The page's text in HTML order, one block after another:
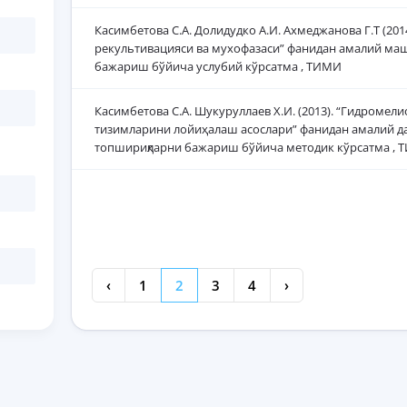
Касимбетова С.А. Долидудко А.И. Ахмеджанова Г.Т
рекультивацияси ва мухофазаси” фанидан амалий
бажариш бўйича услубий кўрсатма , ТИМИ
Касимбетова С.А. Шукуруллаев Х.И. (2013).
тизимларини лойиҳалаш асослари” фанидан амалий
топшириқларни бажариш бўйича методик кўрсатма ,
‹ 1 2 3 4 ›